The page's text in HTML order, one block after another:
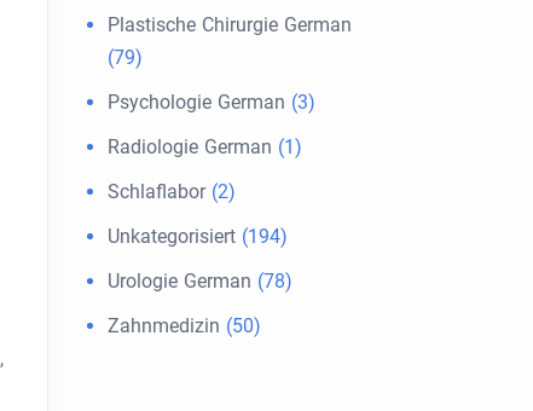
Plastische Chirurgie German
(79)
Psychologie German (3)
Radiologie German (1)
Schlaflabor(2)
Unkategorisiert (194)
Urologie German (78)
Zahnmedizin (50)